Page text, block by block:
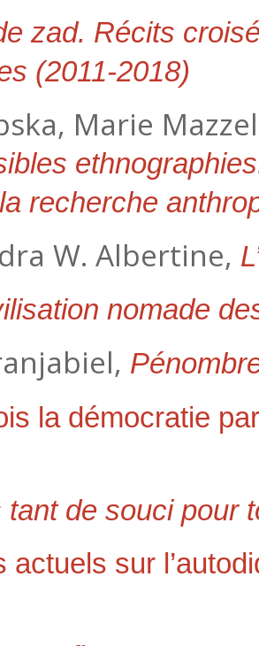
zad. Récits
(2011-2018)
Marie
recherche
W. Albertine,
nomade
la démocratie
tant de souci pour
actuels sur